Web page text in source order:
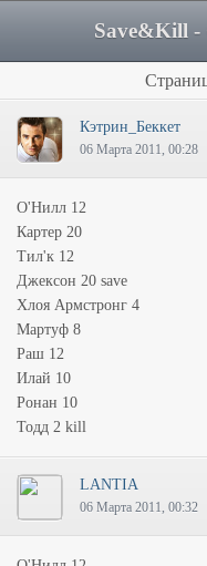
Save&Kill
Кэтрин_Беккет
06 Марта 2011, 00:28
О'Нилл 12
Картер 20
Тил'к 12
Джексон 20 save
Хлоя Армстронг 4
Мартуф 8
Раш 12
Илай 10
Ронан 10
Тодд 2 kill
LANTIA
06 Марта 2011, 00:32